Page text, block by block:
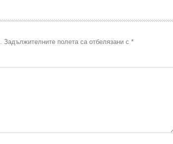
Задължителните полета са отбелязани с *